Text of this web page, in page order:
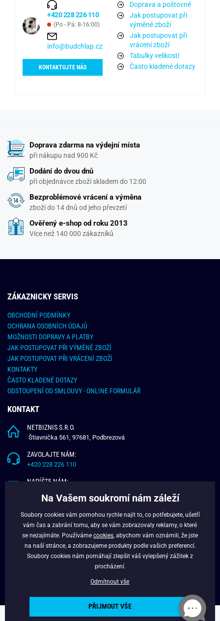
+420 228 226 110
(Po - Pá: 8-16:00)
info@budchlap.cz
KONTAKTUJTE NÁS
Doprava a poštovné
Jak postupovat při
výměně zboží
Jak postupovat při
vrácení zboží
Tabulky velikostí
Často kladené dotazy
Doprava zdarma na výdejní místa
při nákupu nad 900 Kč
Dodání do dvou dnů
při objednávce zboží skladem do 12:00
Bezproblémové vrácení a výměna
zboží do 14 dnů od jeho převzetí
Ověřený e-shop od roku 2013
Více než 140 000 zákazníků
ZÁKAZNICKY SERVIS
OBCHODNÍ PODMÍNKY
OCHRANA OSOBNÍCH ÚDAJŮ
MOŽNOSTI DOPRAVY A PLATBY
JAK POSTUPOVAT PŘI VÝMĚNĚ ZBOŽÍ
JAK POSTUPOVAT PŘI VRÁCENÍ ZBOŽÍ
KONTAKTY
ČASTO KLADENÉ DOTAZY
ODSTOUPENÍ OD SMLOUVY - ONLINE FORMULÁŘ
KONTAKT
NETBIZNIS S.R.O.
Štiavnička 561, 97681, Podbrezová
ZAVOLAJTE NÁM:
+420 228 226 110
NAPÍŠTE NÁM:
O NÁS
VĚRNOSTNÍ PROGRAM
Copyright © 2024 - Budchlap.cz Všechna práva vyhrazena. webdesign ©
Na Vašem soukromí nám záleží
Soubory cookies vám pomohou rychle najít to, co potřebujete, ušetří
vám čas a zabrání tomu, aby se vám zobrazovaly reklamy, o které
se nezajímáte. Používáme cookies , abychom vám oznámili, že jste
na naší stránce, a zobrazujeme produkty podle vašich preferencí.
Soubory cookies nám pomáhají zlepšit váš vylepšený zážitek z
procházení.
Odmítnout vše
PŘIJMOUT VŠE